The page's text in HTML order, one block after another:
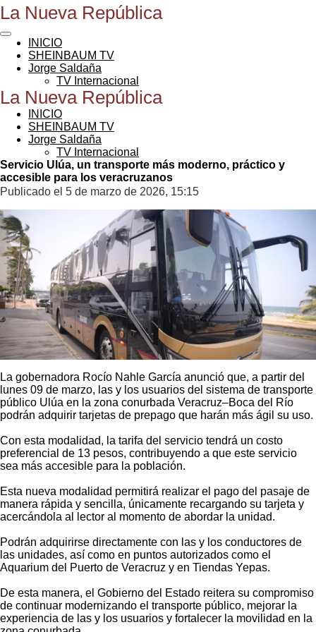
Ir
contenido
principal
La Nueva República
INICIO
SHEINBAUM TV
Jorge Saldaña
TV Internacional
La Nueva República
INICIO
SHEINBAUM TV
Jorge Saldaña
TV Internacional
Servicio Ulúa, un transporte más moderno, práctico y
accesible para los veracruzanos
Publicado el 5 de marzo de 2026, 15:15
La gobernadora Rocío Nahle García anunció que, a partir del
lunes 09 de marzo, las y los usuarios del sistema de transporte
público Ulúa en la zona conurbada Veracruz–Boca del Río
podrán adquirir tarjetas de prepago que harán más ágil su uso.
Con esta modalidad, la tarifa del servicio tendrá un costo
preferencial de 13 pesos, contribuyendo a que este servicio
sea más accesible para la población.
Esta nueva modalidad permitirá realizar el pago del pasaje de
manera rápida y sencilla, únicamente recargando su tarjeta y
acercándola al lector al momento de abordar la unidad.
Podrán adquirirse directamente con las y los conductores de
las unidades, así como en puntos autorizados como el
Aquarium del Puerto de Veracruz y en Tiendas Yepas.
De esta manera, el Gobierno del Estado reitera su compromiso
de continuar modernizando el transporte público, mejorar la
experiencia de las y los usuarios y fortalecer la movilidad en la